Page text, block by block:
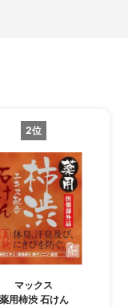
2位
マックス
薬用柿渋 石けん